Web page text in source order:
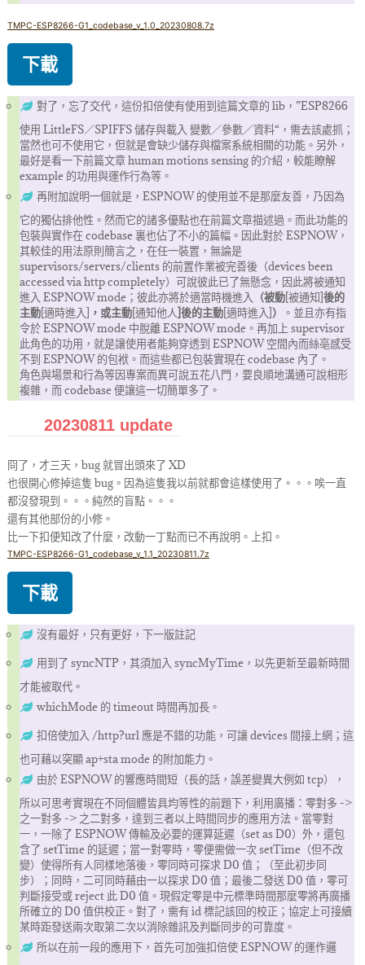
TMPC-ESP8266-G1_codebase_v_1.0_20230808.7z
下載
對了，忘了交代，這份扣倍使有使用到這篇文章的 lib，”ESP8266
使用 LittleFS／SPIFFS 儲存與載入 變數／參數／資料“，需去該處抓；
當然也可不使用它，但就是會缺少儲存與檔案系統相關的功能。另外，
最好是看一下前篇文章 human motions sensing 的介紹，較能瞭解
example 的功用與運作行為等。
再附加說明一個就是，ESPNOW 的使用並不是那麼友善，乃因為
它的獨佔排他性。然而它的諸多優點也在前篇文章描述過。而此功能的
包裝與實作在 codebase 裏也佔了不小的篇幅。因此對於 ESPNOW，
其較佳的用法原則簡言之，在任一裝置，無論是
supervisors/servers/clients 的前置作業被完善後（devices been
accessed via http completely）可說彼此已了無懸念，因此將被通知
進入 ESPNOW mode；彼此亦將於適當時機進入
（被動[被通知]後的
主動[適時進入] ，或主動[通知他人]後的主動[適時進入]）
。並且亦有指
令於 ESPNOW mode 中脫離 ESPNOW mode。再加上 supervisor
此角色的功用，就是讓使用者能夠穿透到 ESPNOW 空間內而絲亳感受
不到 ESPNOW 的包袱。而這些都已包裝實現在 codebase 內了。
角色與場景和行為等因專案而異可說五花八門，要良順地溝通可說相形
複雜，而 codebase 便讓這一切簡單多了。
20230811 update
冏了，才三天，bug 就冒出頭來了 XD
也很開心修掉這隻 bug。因為這隻我以前就都會這樣使用了。。。唉一直
都沒發現到。。。純然的盲點。。。
還有其他部份的小修。
比一下扣便知改了什麼，改動一丁點而已不再說明。上扣。
TMPC-ESP8266-G1_codebase_v_1.1_20230811.7z
下載
沒有最好，只有更好，下一版註記
用到了 syncNTP，其須加入 syncMyTime，以先更新至最新時間
才能被取代。
whichMode 的 timeout 時間再加長。
扣倍使加入 /http?url 應是不錯的功能，可讓 devices 間接上網；這
也可藉以突顯 ap+sta mode 的附加能力。
由於 ESPNOW 的響應時間短（長的話，誤差變異大例如 tcp），
所以可思考實現在不同個體皆具均等性的前題下，利用廣播：零對多 ->
之一對多 -> 之二對多，達到三者以上時間同步的應用方法。當零對
一，一除了 ESPNOW 傳輸及必要的運算延遲（set as D0）外，還包
含了 setTime 的延遲；當一對零時，零便需做一次 setTime（但不改
變）使得所有人同樣地落後，零同時可探求 D0 值；（至此初步同
步）；同時，二可同時藉由一以探求 D0 值；最後二發送 D0 值，零可
判斷接受或 reject 此 D0 值。現假定零是中元標準時間那麼零將再廣播
所確立的 D0 值供校正。對了，需有 id 標記該回的校正；協定上可接續
某時距發送兩次取第二次以消除雜訊及判斷同步的可靠度。
所以在前一段的應用下，首先可加強扣倍使 ESPNOW 的運作邏